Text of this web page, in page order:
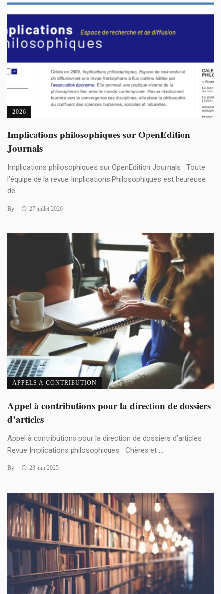
2026
Implications philosophiques sur OpenEdition
Journals
Implications philosophiques sur OpenEdition Journals Toute
l’équipe de la revue Implications Philosophiques est heureuse
de ...
By 27 juillet 2026
APPELS À CONTRIBUTION
Appel à contributions pour la direction de dossiers
d’articles
Appel à contributions pour la direction de dossiers d’articles
Revue Implications philosophiques Chères et ...
By 23 juin 2025